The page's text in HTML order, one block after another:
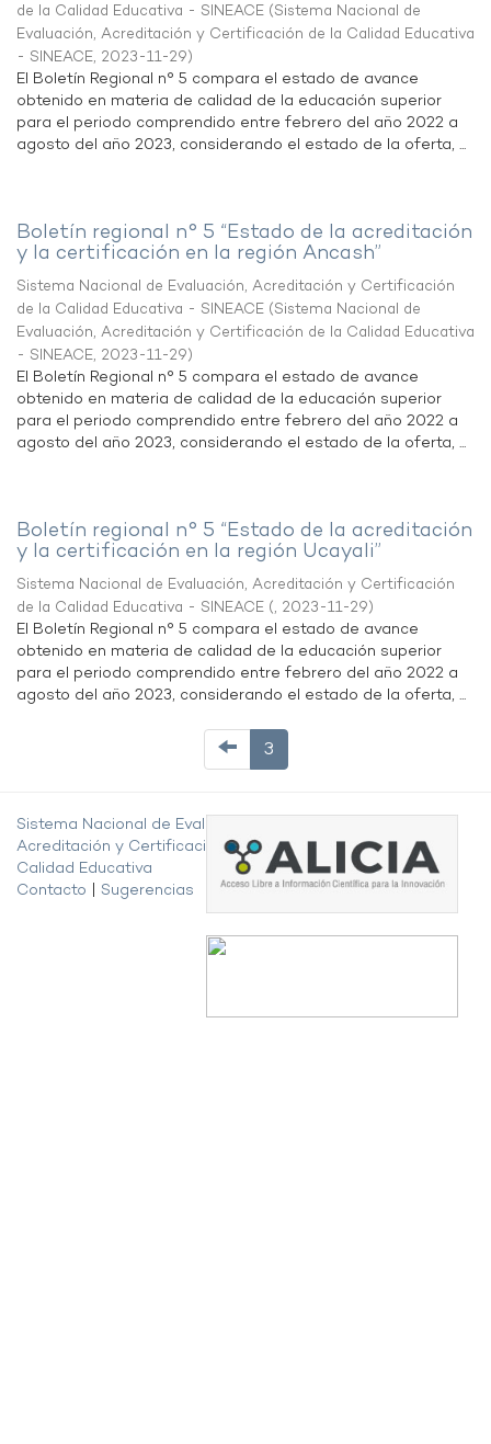
de la Calidad Educativa - SINEACE (Sistema Nacional de
Evaluación, Acreditación y Certificación de la Calidad Educativa
- SINEACE, 2023-11-29)
El Boletín Regional n° 5 compara el estado de avance
obtenido en materia de calidad de la educación superior
para el periodo comprendido entre febrero del año 2022 a
agosto del año 2023, considerando el estado de la oferta, ...
Boletín regional n° 5 “Estado de la acreditación
y la certificación en la región Ancash”
Sistema Nacional de Evaluación, Acreditación y Certificación
de la Calidad Educativa - SINEACE (Sistema Nacional de
Evaluación, Acreditación y Certificación de la Calidad Educativa
- SINEACE, 2023-11-29)
El Boletín Regional n° 5 compara el estado de avance
obtenido en materia de calidad de la educación superior
para el periodo comprendido entre febrero del año 2022 a
agosto del año 2023, considerando el estado de la oferta, ...
Boletín regional n° 5 “Estado de la acreditación
y la certificación en la región Ucayali”
Sistema Nacional de Evaluación, Acreditación y Certificación
de la Calidad Educativa - SINEACE (, 2023-11-29)
El Boletín Regional n° 5 compara el estado de avance
obtenido en materia de calidad de la educación superior
para el periodo comprendido entre febrero del año 2022 a
agosto del año 2023, considerando el estado de la oferta, ...
3
Sistema Nacional de Evaluación,
Acreditación y Certificación de la
Calidad Educativa
Contacto
Sugerencias